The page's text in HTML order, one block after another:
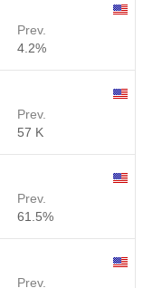
Prev.
4.2%
Prev.
57 K
Prev.
61.5%
Prev.